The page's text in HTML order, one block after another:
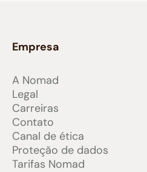
Empresa
A Nomad
Legal
Carreiras
Contato
Canal de ética
Proteção de dados
Tarifas Nomad